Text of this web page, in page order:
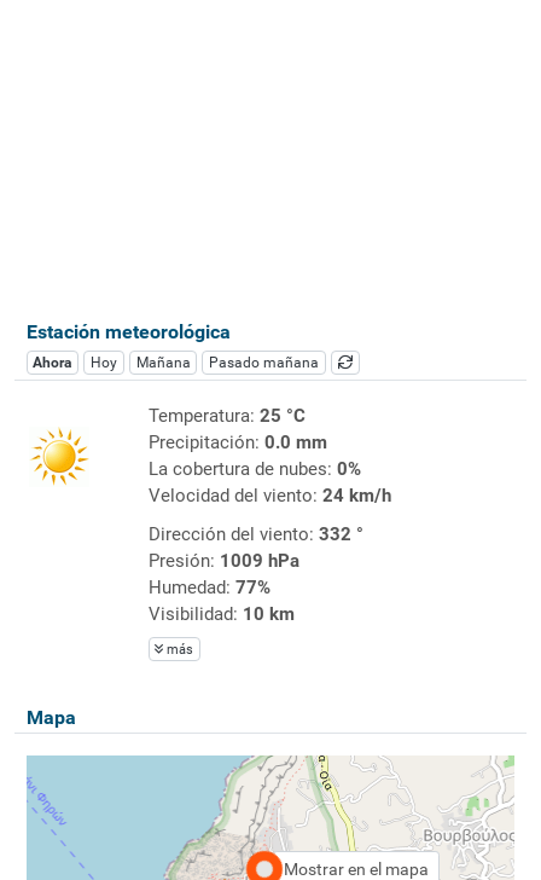
Estación meteorológica
Ahora Hoy Mañana Pasado mañana
Temperatura: 25 °C
Precipitación: 0.0 mm
La cobertura de nubes: 0%
Velocidad del viento: 24 km/h
Dirección del viento: 332 °
Presión: 1009 hPa
Humedad: 77%
Visibilidad: 10 km
más
Mapa
Mostrar en el mapa